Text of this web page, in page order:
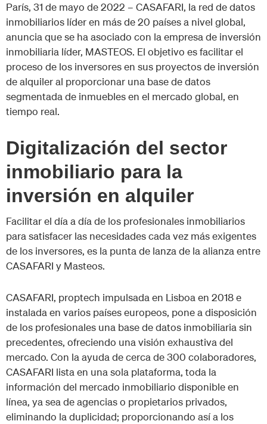
París, 31 de mayo de 2022 – CASAFARI, la red de datos
inmobiliarios líder en más de 20 países a nivel global,
anuncia que se ha asociado con la empresa de inversión
inmobiliaria líder, MASTEOS. El objetivo es facilitar el
proceso de los inversores en sus proyectos de inversión
de alquiler al proporcionar una base de datos
segmentada de inmuebles en el mercado global, en
tiempo real.
Digitalización del sector
inmobiliario para la
inversión en alquiler
Facilitar el día a día de los profesionales inmobiliarios
para satisfacer las necesidades cada vez más exigentes
de los inversores, es la punta de lanza de la alianza entre
CASAFARI y Masteos.
CASAFARI, proptech impulsada en Lisboa en 2018 e
instalada en varios países europeos, pone a disposición
de los profesionales una base de datos inmobiliaria sin
precedentes, ofreciendo una visión exhaustiva del
mercado. Con la ayuda de cerca de 300 colaboradores,
CASAFARI lista en una sola plataforma, toda la
información del mercado inmobiliario disponible en
línea, ya sea de agencias o propietarios privados,
eliminando la duplicidad; proporcionando así a los